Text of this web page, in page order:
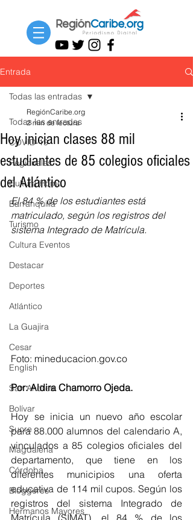
Entrada
Todas las entradas
COVID-19
Regionales
Cultura Home
Barranquilla
Turismo
Cultura Eventos
Destacar
Deportes
Atlántico
La Guajira
Cesar
English
San Andres
Bolívar
Sucre
Magdalena
Córdoba
Bloggeros
Hermanos Mayores
Todas las entradas
Hoy inician clases 88 mil
estudiantes de 85 colegios oficiales
del Atlántico
RegiónCaribe.org
2 min de lectura
El 84 % de los estudiantes está
matriculado, según los registros del
sistema Integrado de Matrícula.
Foto: mineducacion.gov.co
Por: Aldira Chamorro Ojeda.
Hoy se inicia un nuevo año escolar
para 88.000 alumnos del calendario A,
vinculados a 85 colegios oficiales del
departamento, que tiene en los
diferentes municipios una oferta
educativa de 114 mil cupos. Según los
registros del sistema Integrado de
Matrícula (SIMAT), el 84 % de los